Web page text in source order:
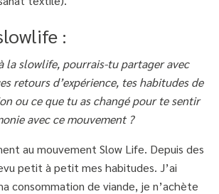
:
la slowlife, pourrais-tu partager avec
retours d’expérience, tes habitudes de
ou ce que tu as changé pour te sentir
avec ce mouvement ?
au mouvement Slow Life. Depuis des
petit à petit mes habitudes. J’ai
consommation de viande, je n’achète